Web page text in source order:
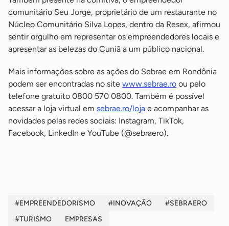
comunitário Seu Jorge, proprietário de um restaurante no
Núcleo Comunitário Silva Lopes, dentro da Resex, afirmou
sentir orgulho em representar os empreendedores locais e
apresentar as belezas do Cuniã a um público nacional.
Mais informações sobre as ações do Sebrae em Rondônia
podem ser encontradas no site www.sebrae.ro ou pelo
telefone gratuito 0800 570 0800. Também é possível
acessar a loja virtual em sebrae.ro/loja e acompanhar as
novidades pelas redes sociais: Instagram, TikTok,
Facebook, LinkedIn e YouTube (@sebraero).
#EMPREENDEDORISMO #INOVAÇÃO
#SEBRAERO
#TURISMO
EMPRESAS